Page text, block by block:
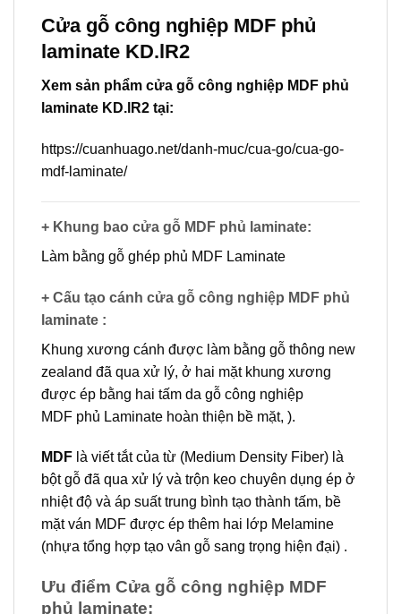
Cửa gỗ công nghiệp MDF phủ
laminate KD.lR2
Xem sản phẩm cửa gỗ công nghiệp MDF phủ
laminate KD.lR2 tại:
https://cuanhuago.net/danh-muc/cua-go/cua-go-
mdf-laminate/
+ Khung bao cửa gỗ MDF phủ laminate:
Làm bằng gỗ ghép phủ MDF Laminate
+ Cấu tạo cánh cửa gỗ công nghiệp MDF phủ
laminate :
Khung xương cánh được làm bằng gỗ thông new
zealand đã qua xử lý, ở hai mặt khung xương
được ép bằng hai tấm da gỗ công nghiệp
MDF phủ Laminate hoàn thiện bề mặt, ).
MDF là viết tắt của từ (Medium Density Fiber) là
bột gỗ đã qua xử lý và trộn keo chuyên dụng ép ở
nhiệt độ và áp suất trung bình tạo thành tấm, bề
mặt ván MDF được ép thêm hai lớp Melamine
(nhựa tổng hợp tạo vân gỗ sang trọng hiện đại) .
Ưu điểm Cửa gỗ công nghiệp MDF
phủ laminate: